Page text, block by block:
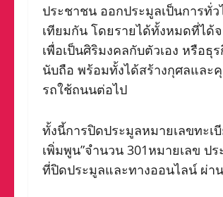
ประชาชน ออกประมูลเป็นการทั่
เทียมกัน โดยรายได้ทั้งหมดที่ได้
เพื่อเป็นศิริมงคลกับตัวเอง หรือ
นับถือ พร้อมทั้งได้สร้างกุศลและ
รถใช้ถนนต่อไป
ทั้งนี้การปิดประมูลหมายเลขทะเ
เพิ่มพูน”จำนวน 301หมายเลข ป
ที่ปิดประมูลและทางออนไลน์ ผ่า